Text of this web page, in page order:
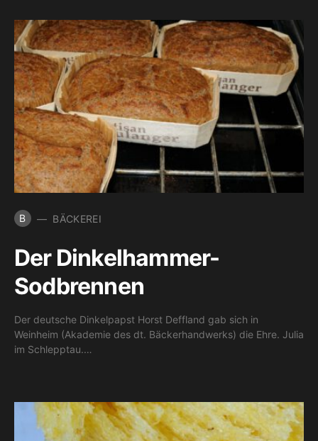
B BÄCKEREI
Der Dinkelhammer-
Sodbrennen
Der deutsche Dinkelpapst Horst Deffland gab sich in
Weinheim (Akademie des dt. Bäckerhandwerks) die Ehre. Julia
im Schlepptau.…